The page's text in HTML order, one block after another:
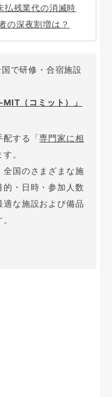
払残業代の消滅時
の深夜割増は？
で研修・合宿施設
（コミット）」
配する「専門家に相
。
全国のさまざまな施
・日時・参加人数
適な施設および備品